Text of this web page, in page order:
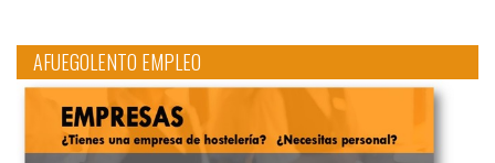
AFUEGOLENTO EMPLEO